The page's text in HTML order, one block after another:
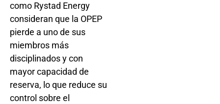
como Rystad Energy
consideran que la OPEP
pierde a uno de sus
miembros más
disciplinados y con
mayor capacidad de
reserva, lo que reduce su
control sobre el